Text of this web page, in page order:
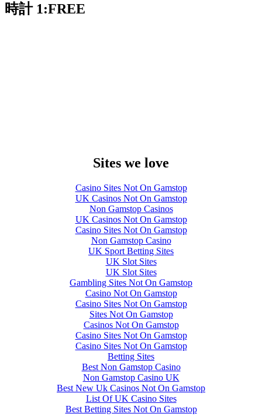
時計 1:FREE
Sites we love
Casino Sites Not On Gamstop
UK Casinos Not On Gamstop
Non Gamstop Casinos
UK Casinos Not On Gamstop
Casino Sites Not On Gamstop
Non Gamstop Casino
UK Sport Betting Sites
UK Slot Sites
UK Slot Sites
Gambling Sites Not On Gamstop
Casino Not On Gamstop
Casino Sites Not On Gamstop
Sites Not On Gamstop
Casinos Not On Gamstop
Casino Sites Not On Gamstop
Casino Sites Not On Gamstop
Betting Sites
Best Non Gamstop Casino
Non Gamstop Casino UK
Best New Uk Casinos Not On Gamstop
List Of UK Casino Sites
Best Betting Sites Not On Gamstop